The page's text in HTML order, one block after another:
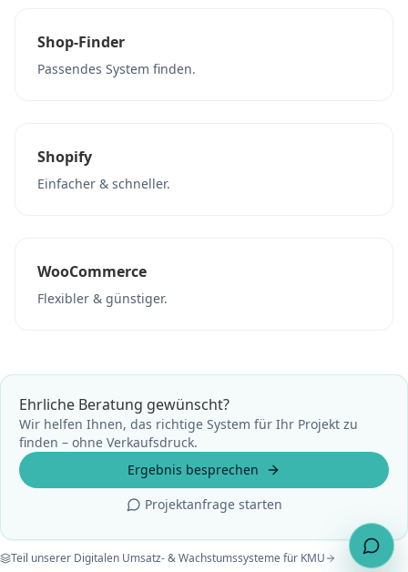
Shop-Finder
Passendes System finden.
Shopify
Einfacher & schneller.
WooCommerce
Flexibler & günstiger.
Ehrliche Beratung gewünscht?
Wir helfen Ihnen, das richtige System für Ihr Projekt zu
finden – ohne Verkaufsdruck.
Ergebnis besprechen
Projektanfrage starten
Teil unserer Digitalen Umsatz- & Wachstumssysteme für KMU